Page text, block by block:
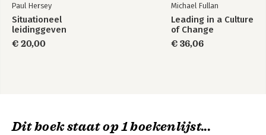
Paul Hersey
Situationeel
leidinggeven
€ 20,00
Michael Fullan
Leading in a Culture
of Change
€ 36,06
Dit boek staat op 1 boekenlijst...